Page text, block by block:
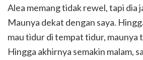
Alea memang tidak rewel, tapi dia
Maunya dekat dengan saya.
mau tidur di tempat tidur, maunya
Hingga akhirnya semakin malam,